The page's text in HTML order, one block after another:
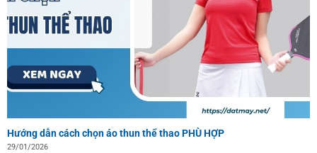
Hướng dẫn cách chọn áo thun thể thao PHÙ HỢP
29/01/2026